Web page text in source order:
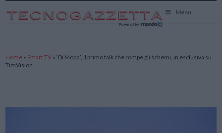
Menu
Home » Smart TV »‘Di Moda’, il primo talk che rompe gli schemi, in esclusiva su
TimVision